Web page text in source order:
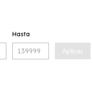
Hasta
Aplicar